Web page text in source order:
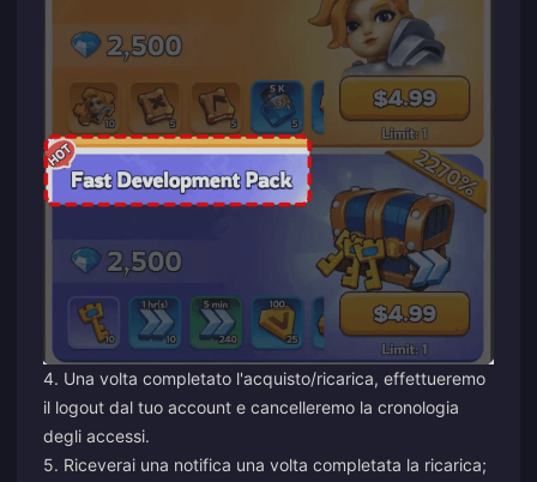
4. Una volta completato l'acquisto/ricarica, effettueremo
il logout dal tuo account e cancelleremo la cronologia
degli accessi.
5. Riceverai una notifica una volta completata la ricarica;